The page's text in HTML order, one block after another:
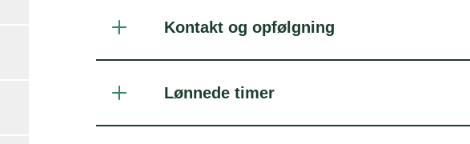
Kontakt og opfølgning
Lønnede timer